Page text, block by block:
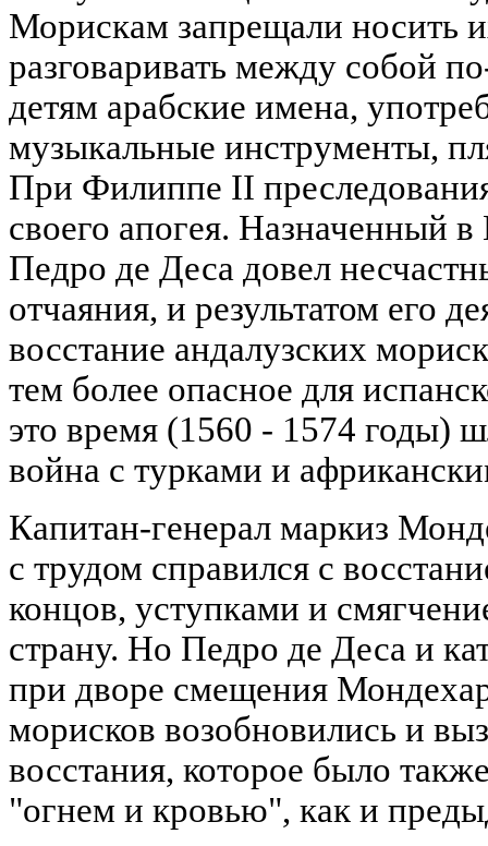
Морискам запрещали носить
разговаривать между собой
детям арабские имена,
музыкальные инструменты,
При Филиппе II
своего апогея. Назначенный
Педро де Деса довел
отчаяния, и результатом его
восстание андалузских
тем более опасное для
это время (1560 - 1574 годы)
война с турками и
Капитан-генерал маркиз
с трудом справился с
концов, уступками и
страну. Но Педро де Деса и
при дворе смещения
морисков возобновились и
восстания, которое было
"огнем и кровью", как и